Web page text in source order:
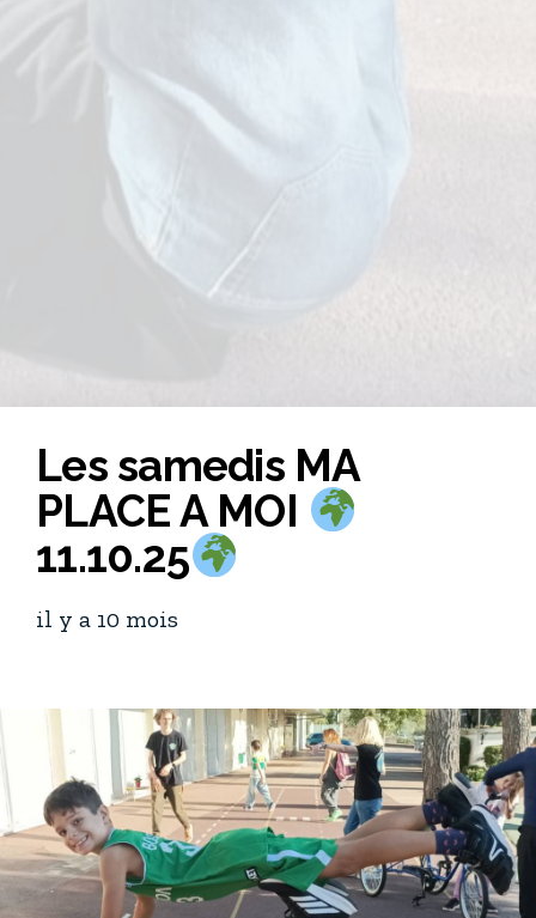
Les samedis MA
PLACE A MOI
11.10.25
il y a 10 mois